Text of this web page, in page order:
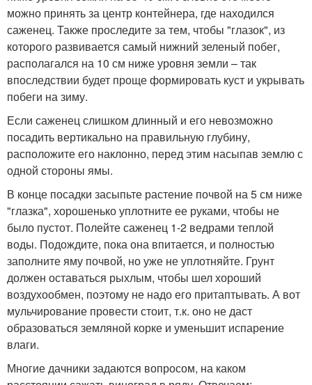
можно принять за центр контейнера, где находился
саженец. Также проследите за тем, чтобы "глазок", из
которого развивается самый нижний зеленый побег,
располагался на 10 см ниже уровня земли – так
впоследствии будет проще формировать куст и укрывать
побеги на зиму.
Если саженец слишком длинный и его невозможно
посадить вертикально на правильную глубину,
расположите его наклонно, перед этим насыпав землю с
одной стороны ямы.
В конце посадки засыпьте растение почвой на 5 см ниже
"глазка", хорошенько уплотните ее руками, чтобы не
было пустот. Полейте саженец 1-2 ведрами теплой
воды. Подождите, пока она впитается, и полностью
заполните яму почвой, но уже не уплотняйте. Грунт
должен оставаться рыхлым, чтобы шел хороший
воздухообмен, поэтому не надо его притаптывать. А вот
мульчирование провести стоит, т.к. оно не даст
образоваться земляной корке и уменьшит испарение
влаги.
Многие дачники задаются вопросом, на каком